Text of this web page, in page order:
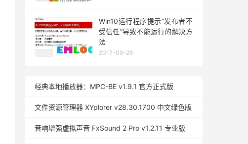
Win10运行程序提示“发布者不
受信任”导致不能运行的解决方
法
2017-09-26
经典本地播放器：MPC-BE v1.9.1 官方正式版
文件资源管理器 XYplorer v28.30.1700 中文绿色版
音响增强虚拟声音 FxSound 2 Pro v1.2.11 专业版